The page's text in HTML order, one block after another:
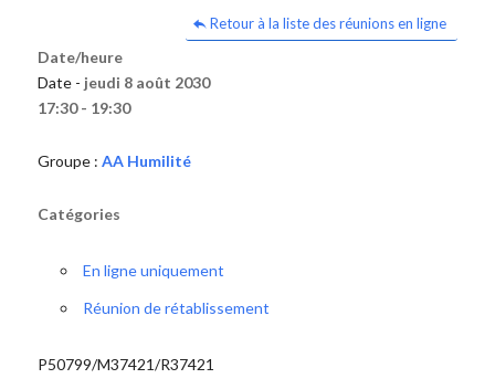
Retour à la liste des réunions en ligne
Date/heure
Date - jeudi 8 août 2030
17:30 - 19:30
Groupe : AA Humilité
Catégories
En ligne uniquement
Réunion de rétablissement
P50799/M37421/R37421